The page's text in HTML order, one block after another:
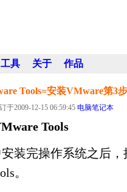
工具 关于 作品
Tools=安装VMware第3步
于2009-12-15 06:59:45 电脑笔记本
Tools
装完操作系统之后
。